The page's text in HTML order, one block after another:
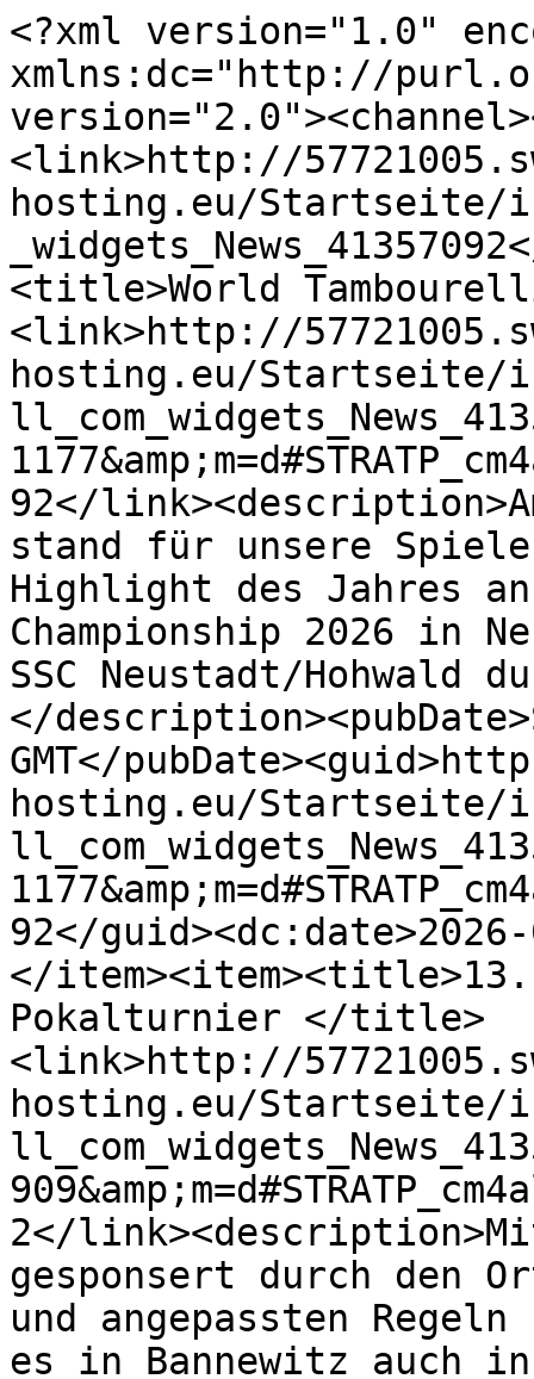
<?xml version="1.0" encoding="UTF-8"?><rss xmlns:dc="http://purl.org/dc/elements/1.1/" version="2.0"><channel><title>Neuigkeiten</title><link>http://57721005.swh.strato-hosting.eu/Startseite/index.php/#STRATP_cm4all_com_widgets_News_41357092</link><description/><item><title>World Tambourelli Championship 26</title><link>http://57721005.swh.strato-hosting.eu/Startseite/index.php/;focus=STRATP_cm4all_com_widgets_News_41357092?a=20260714105116-1177&amp;m=d#STRATP_cm4all_com_widgets_News_41357092</link><description>Am vergangenen Wochenende stand für unsere Spieler:innen das absolute Highlight des Jahres an: die World Tambourelli Championship 2026 in Neustadt. Gemeinsam mit dem SSC Neustadt/Hohwald durften wir in diesem...</description><pubDate>Sat, 11 Jul 2026 22:00:00 GMT</pubDate><guid>http://57721005.swh.strato-hosting.eu/Startseite/index.php/;focus=STRATP_cm4all_com_widgets_News_41357092?a=20260714105116-1177&amp;m=d#STRATP_cm4all_com_widgets_News_41357092</guid><dc:date>2026-07-11T22:00:00Z</dc:date></item><item><title>13. Kleinnaundorfer Pokalturnier </title><link>http://57721005.swh.strato-hosting.eu/Startseite/index.php/;focus=STRATP_cm4all_com_widgets_News_41357092?a=20260601231925-909&amp;m=d#STRATP_cm4all_com_widgets_News_41357092</link><description>Mit einem brandneuen Pokal – gesponsert durch den Ortschaftsrat Kleinnaundorf – und angepassten Regeln für die Pokalwertung ging es in Bannewitz auch in diesem Jahr wieder um den begehrten Wanderpokal. Unsere...</description><pubDate>Sat, 30 May 2026 22:00:00 GMT</pubDate><guid>http://57721005.swh.strato-hosting.eu/Startseite/index.php/;focus=STRATP_cm4all_com_widgets_News_41357092?a=20260601231925-909&amp;m=d#STRATP_cm4all_com_widgets_News_41357092</guid><dc:date>2026-05-30T22:00:00Z</dc:date></item><item><title>German Tambourelli Masters 2025</title><link>http://57721005.swh.strato-hosting.eu/Startseite/index.php/;focus=STRATP_cm4all_com_widgets_News_41357092?a=20250929121321-3925&amp;m=d#STRATP_cm4all_com_widgets_News_41357092</link><description>Nachdem vor drei Wochen unsere Kids bei den German Tambourelli Masters 2025 in Dresden im Einsatz waren, ging es am vergangenen Wochenende nun für unsere Erwachsenen (ab Altersklasse U18) um die Titel. 
Auch...</description><pubDate>Sat, 27 Sep 2025 22:00:00 GMT</pubDate><guid>http://57721005.swh.strato-hosting.eu/Startseite/index.php/;focus=STRATP_cm4all_com_widgets_News_41357092?a=20250929121321-3925&amp;m=d#STRATP_cm4all_com_widgets_News_41357092</guid><dc:date>2025-09-27T22:00:00Z</dc:date></item><item><title>WM SCHWEDEN 2025</title><link>http://57721005.swh.strato-hosting.eu/Startseite/index.php/;focus=STRATP_cm4all_com_widgets_News_41357092?a=20250729152733-7841&amp;m=d#STRATP_cm4all_com_widgets_News_41357092</link><description>Mit einem großen Aufgebot - von 24 Spieler*innen - war unser Team am Wochenende bei der WM in Schweden dabei. In der schwedischen Kleinstadt Eslöv, trafen sich Spieler*innen u.a. aus Schweden, Dänemark, Japan,...</description><pubDate>Sat, 26 Jul 2025 22:00:00 GMT</pubDate><guid>http://57721005.swh.strato-hosting.eu/Startseite/index.php/;focus=STRATP_cm4all_com_widgets_News_41357092?a=20250729152733-7841&amp;m=d#STRATP_cm4all_com_widgets_News_41357092</guid><dc:date>2025-07-26T22:00:00Z</dc:date></item><item><title>15 Jahre Tambourelli SG Kleinnaundorf e.V.</title><link>http://57721005.swh.strato-hosting.eu/Startseite/index.php/;focus=STRATP_cm4all_com_widgets_News_41357092?a=20250704155315-9310&amp;m=d#STRATP_cm4all_com_widgets_News_41357092</link><description>Heute, am 1. Juni 2025, blicken wir voller Stolz und Dankbarkeit zurück – denn genau heute vor 15 Jahren, am 1. Juni 2010, wurde unsere Tambourelli-Abteilung in Kleinnaundorf gegründet!

Was damals klein...</description><pubDate>Sat, 31 May 2025 22:00:00 GMT</pubDate><guid>http://57721005.swh.strato-hosting.eu/Startseite/index.php/;focus=STRATP_cm4all_com_widgets_News_41357092?a=20250704155315-9310&amp;m=d#STRATP_cm4all_com_widgets_News_41357092</guid><dc:date>2025-05-31T22:00:00Z</dc:date></item><item><title>WIR GEWINNEN DEN BGH-WANDERPOKAL 2025!</title><link>http://57721005.swh.strato-hosting.eu/Startseite/index.php/;focus=STRATP_cm4all_com_widgets_News_41357092?a=20250704153551-4800&amp;m=d#STRATP_cm4all_com_widgets_News_41357092</link><description>An diesem Wochenende trugen wir zum zwölften Mal unser Pokalturnier aus. Dieses Jahr galt es, diesen wieder nach Hause zu holen, da wir ihn 2023 an den SV Sachsenwerk abgeben mussten.
Rund 90 Teilnehmer gaben...</description><pubDate>Sat, 24 May 2025 22:00:00 GMT</pubDate><guid>http://57721005.swh.strato-hosting.eu/Startseite/index.php/;focus=STRATP_cm4all_com_widgets_News_41357092?a=20250704153551-4800&amp;m=d#STRATP_cm4all_com_widgets_News_41357092</guid><dc:date>2025-05-24T22:00:00Z</dc:date></item><item><title>11. Kinderneujahresturnier 2025</title><link>http://57721005.swh.strato-hosting.eu/Startseite/index.php/;focus=STRATP_cm4all_com_widgets_News_41357092?a=20250113092017-3688&amp;m=d#STRATP_cm4all_com_widgets_News_41357092</link><description>Das erste Turnier für 2025 ist Geschichte!
Im 11. Kinderneujahresturnier kämpften insgesamt 36 Kids (AK U8-U15) aus Dresden, Neustadt und Kleinnaundorf um die ersten Plätze. 
Unsere Youngsters konnten dabei...</